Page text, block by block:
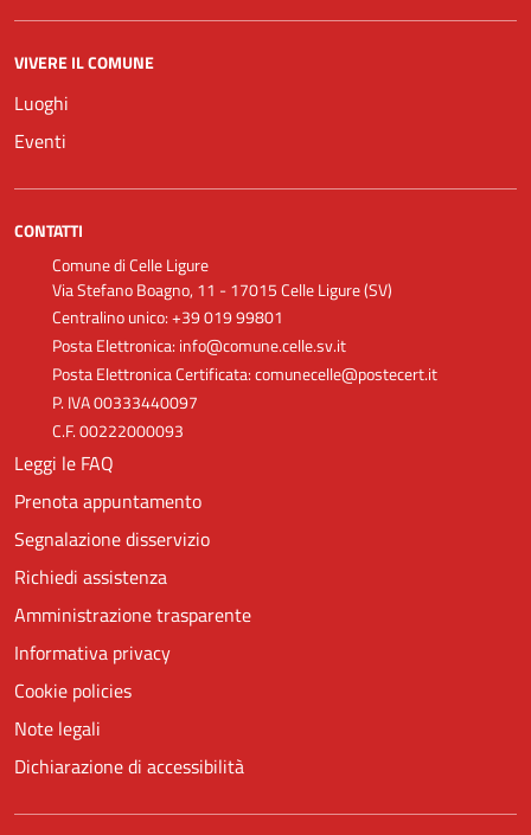
VIVERE IL COMUNE
Luoghi
Eventi
CONTATTI
Comune di Celle Ligure
Via Stefano Boagno, 11 - 17015 Celle Ligure (SV)
Centralino unico: +39 019 99801
Posta Elettronica: info@comune.celle.sv.it
Posta Elettronica Certificata: comunecelle@postecert.it
P. IVA 00333440097
C.F. 00222000093
Leggi le FAQ
Prenota appuntamento
Segnalazione disservizio
Richiedi assistenza
Amministrazione trasparente
Informativa privacy
Cookie policies
Note legali
Dichiarazione di accessibilità